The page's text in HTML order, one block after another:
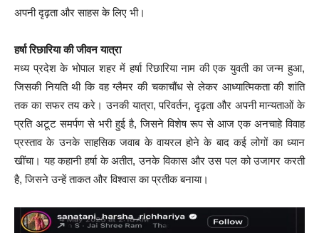
अपनी दृढ़ता और साहस के लिए भी।
हर्षा रिछारिया की जीवन यात्रा
मध्य प्रदेश के भोपाल शहर में हर्षा रिछारिया नाम की एक युवती का जन्म हुआ,
जिसकी नियति थी कि वह ग्लैमर की चकाचौंध से लेकर आध्यात्मिकता की शांति
तक का सफर तय करे। उनकी यात्रा, परिवर्तन, दृढ़ता और अपनी मान्यताओं के
प्रति अटूट समर्पण से भरी हुई है, जिसने विशेष रूप से आज एक अनचाहे विवाह
प्रस्ताव के उनके साहसिक जवाब के वायरल होने के बाद कई लोगों का ध्यान
खींचा। यह कहानी हर्षा के अतीत, उनके विकास और उस पल को उजागर करती
है, जिसने उन्हें ताकत और विश्वास का प्रतीक बनाया।